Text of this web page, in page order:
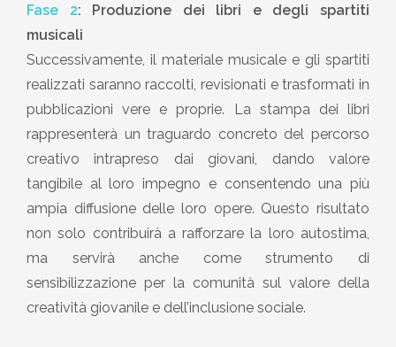
Fase 2: Produzione dei libri e degli spartiti
musicali
Successivamente, il materiale musicale e gli spartiti
realizzati saranno raccolti, revisionati e trasformati in
pubblicazioni vere e proprie. La stampa dei libri
rappresenterà un traguardo concreto del percorso
creativo intrapreso dai giovani, dando valore
tangibile al loro impegno e consentendo una più
ampia diffusione delle loro opere. Questo risultato
non solo contribuirà a rafforzare la loro autostima,
ma servirà anche come strumento di
sensibilizzazione per la comunità sul valore della
creatività giovanile e dell’inclusione sociale.